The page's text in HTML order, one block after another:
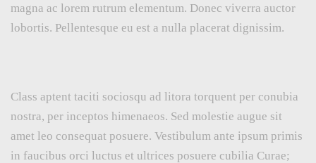
magna ac lorem rutrum elementum. Donec viverra auctor
lobortis. Pellentesque eu est a nulla placerat dignissim.
Class aptent taciti sociosqu ad litora torquent per conubia
nostra, per inceptos himenaeos. Sed molestie augue sit
amet leo consequat posuere. Vestibulum ante ipsum primis
in faucibus orci luctus et ultrices posuere cubilia Curae;